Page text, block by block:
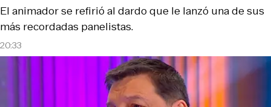
20:33
El animador se refirió al dardo que le lanzó una de sus
más recordadas panelistas.